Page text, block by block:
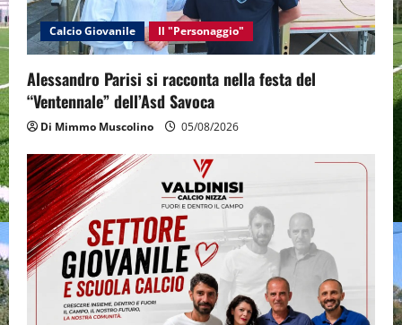
Calcio Giovanile Il "Personaggio"
Alessandro Parisi si racconta nella festa del
“Ventennale” dell’Asd Savoca
Di Mimmo Muscolino 05/08/2026